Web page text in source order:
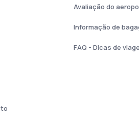
Avaliação do
Informação de
FAQ - Dicas de